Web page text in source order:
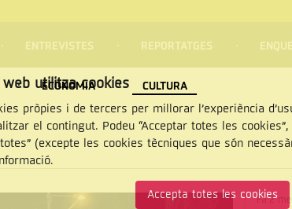
ECONOMIA CULTURA
ENTREVISTES REPORTATGES
Fa 2
utilitza cookies
pròpies i de tercers per millorar l’experiència
el contingut. Podeu “Acceptar totes les
(excepte les cookies tècniques que són
Accepta totes les cookies